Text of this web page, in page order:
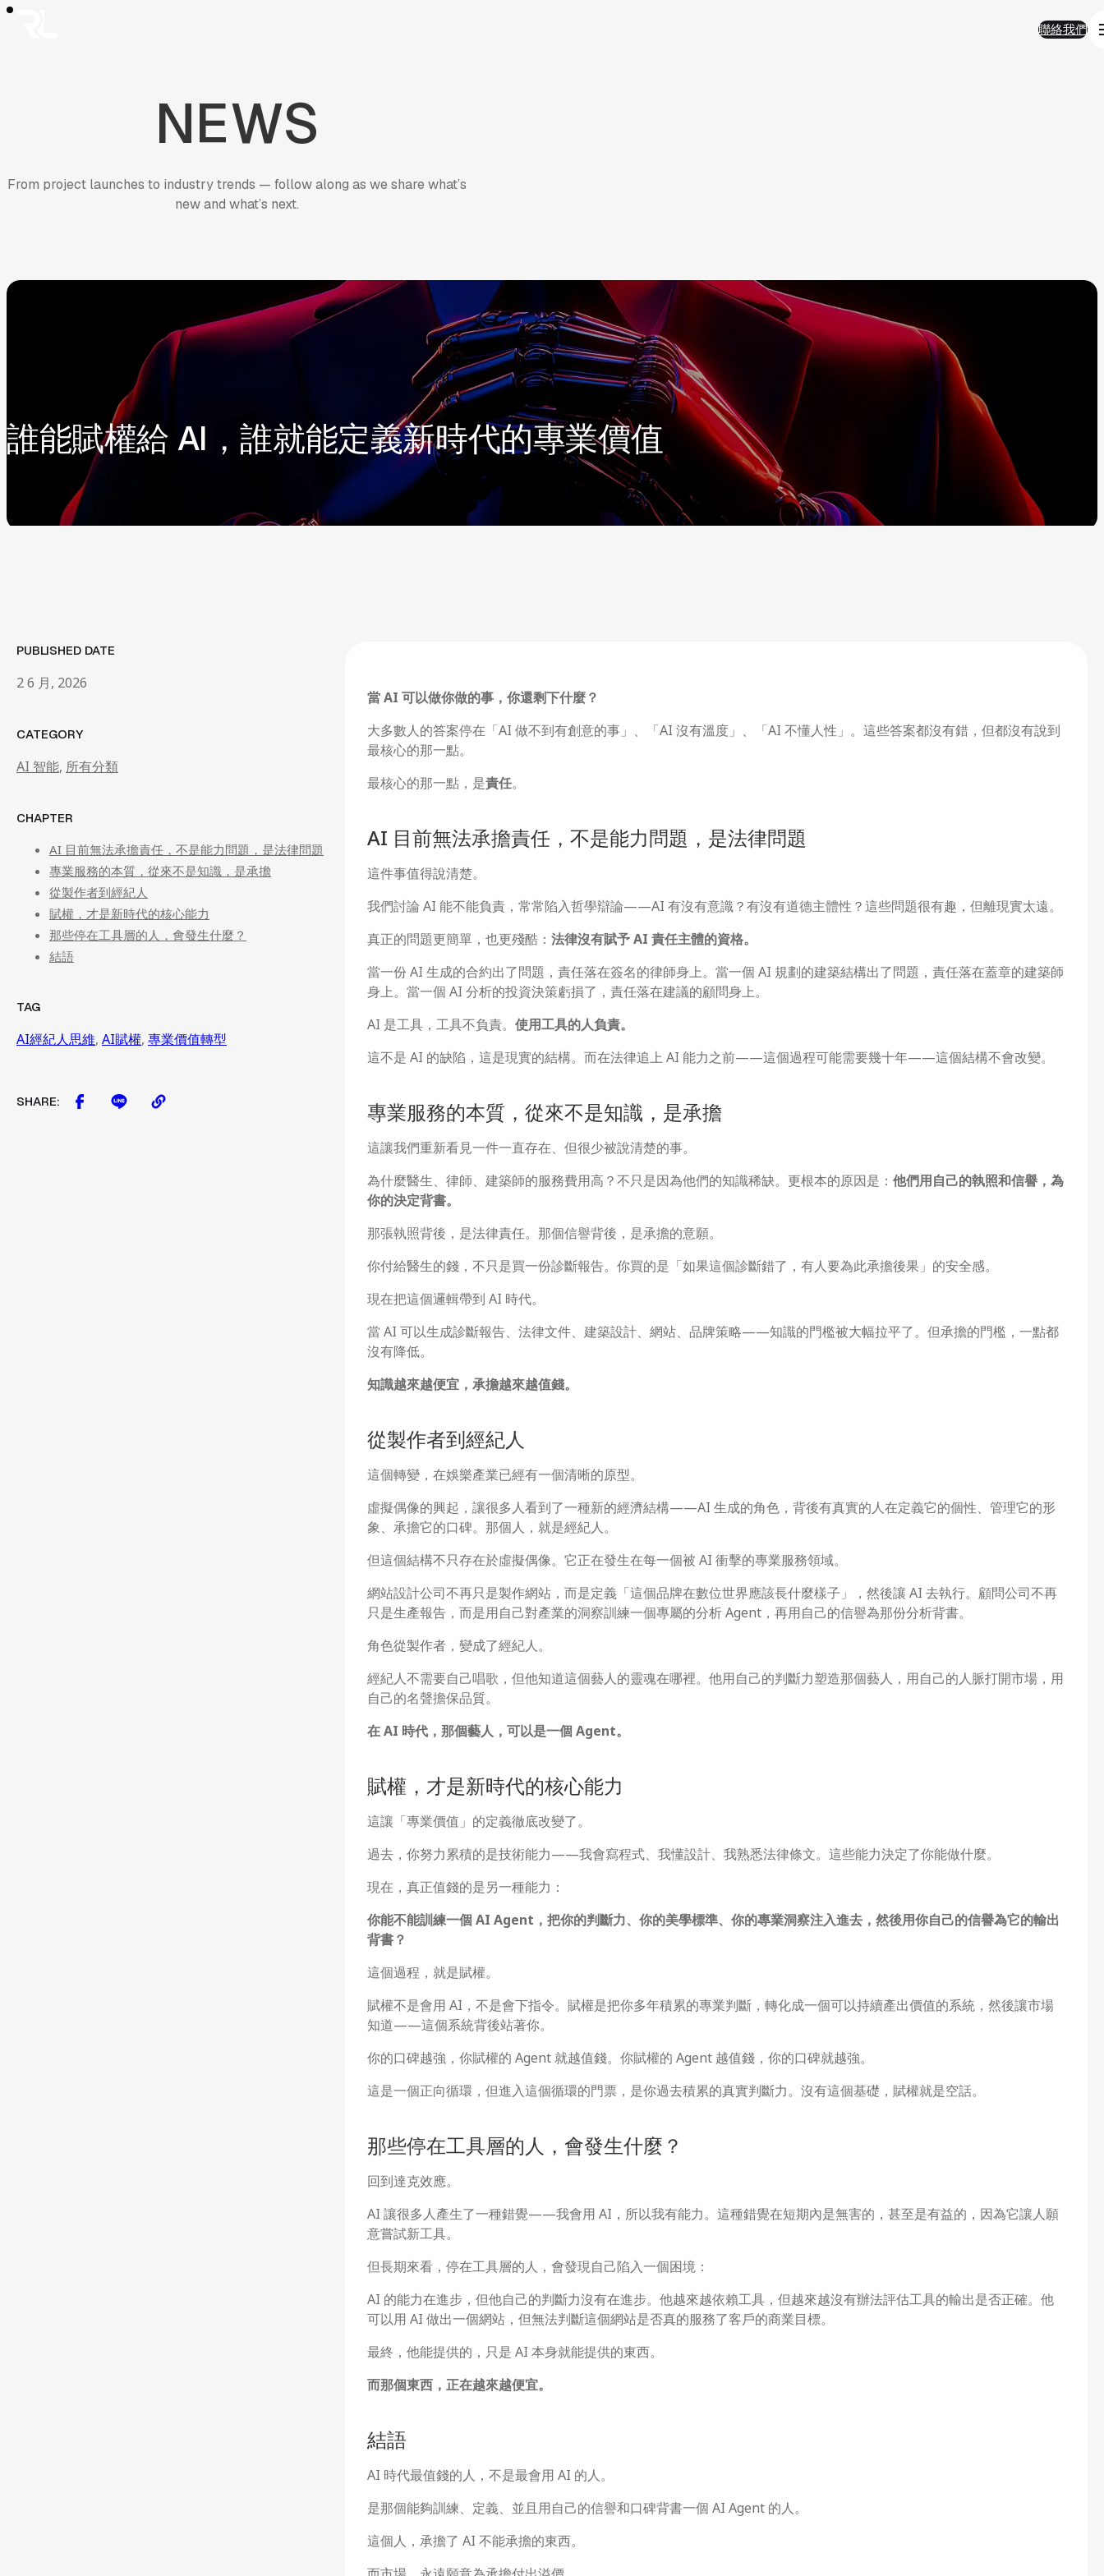
跳
01
AI智能客服 產業經驗及ESG 網站開發與管理
聯絡我們
NEWS
From project launches to industry trends — follow along as we share what’s
new and what’s next.
誰能賦權給 AI，誰就能定義新時代的專業價值
PUBLISHED DATE
2 6 月, 2026
CATEGORY
AI 智能, 所有分類
CHAPTER
AI 目前無法承擔責任，不是能力問題，是法律問題
專業服務的本質，從來不是知識，是承擔
從製作者到經紀人
賦權，才是新時代的核心能力
那些停在工具層的人，會發生什麼？
結語
TAG
AI經紀人思維, AI賦權, 專業價值轉型
SHARE:
當 AI 可以做你做的事，你還剩下什麼？
大多數人的答案停在「AI 做不到有創意的事」、「AI 沒有溫度」、「AI 不懂人性」。這些答案都沒有錯，但都沒有說到
最核心的那一點。
最核心的那一點，是責任。
AI 目前無法承擔責任，不是能力問題，是法律問題
這件事值得說清楚。
我們討論 AI 能不能負責，常常陷入哲學辯論——AI 有沒有意識？有沒有道德主體性？這些問題很有趣，但離現實太遠。
真正的問題更簡單，也更殘酷： 法律沒有賦予 AI 責任主體的資格。
當一份 AI 生成的合約出了問題，責任落在簽名的律師身上。當一個 AI 規劃的建築結構出了問題，責任落在蓋章的建築師
身上。當一個 AI 分析的投資決策虧損了，責任落在建議的顧問身上。
AI 是工具，工具不負責。 使用工具的人負責。
這不是 AI 的缺陷，這是現實的結構。而在法律追上 AI 能力之前——這個過程可能需要幾十年——這個結構不會改變。
專業服務的本質，從來不是知識，是承擔
這讓我們重新看見一件一直存在、但很少被說清楚的事。
為什麼醫生、律師、建築師的服務費用高？不只是因為他們的知識稀缺。更根本的原因是： 他們用自己的執照和信譽，為
你的決定背書。
那張執照背後，是法律責任。那個信譽背後，是承擔的意願。
你付給醫生的錢，不只是買一份診斷報告。你買的是「如果這個診斷錯了，有人要為此承擔後果」的安全感。
現在把這個邏輯帶到 AI 時代。
當 AI 可以生成診斷報告、法律文件、建築設計、網站、品牌策略——知識的門檻被大幅拉平了。但承擔的門檻，一點都
沒有降低。
知識越來越便宜，承擔越來越值錢。
從製作者到經紀人
這個轉變，在娛樂產業已經有一個清晰的原型。
虛擬偶像的興起，讓很多人看到了一種新的經濟結構——AI 生成的角色，背後有真實的人在定義它的個性、管理它的形
象、承擔它的口碑。那個人，就是經紀人。
但這個結構不只存在於虛擬偶像。它正在發生在每一個被 AI 衝擊的專業服務領域。
網站設計公司不再只是製作網站，而是定義「這個品牌在數位世界應該長什麼樣子」，然後讓 AI 去執行。顧問公司不再
只是生產報告，而是用自己對產業的洞察訓練一個專屬的分析 Agent，再用自己的信譽為那份分析背書。
角色從製作者，變成了經紀人。
經紀人不需要自己唱歌，但他知道這個藝人的靈魂在哪裡。他用自己的判斷力塑造那個藝人，用自己的人脈打開市場，用
自己的名聲擔保品質。
在 AI 時代，那個藝人，可以是一個 Agent。
賦權，才是新時代的核心能力
這讓「專業價值」的定義徹底改變了。
過去，你努力累積的是技術能力——我會寫程式、我懂設計、我熟悉法律條文。這些能力決定了你能做什麼。
現在，真正值錢的是另一種能力：
你能不能訓練一個 AI Agent，把你的判斷力、你的美學標準、你的專業洞察注入進去，然後用你自己的信譽為它的輸出
背書？
這個過程，就是賦權。
賦權不是會用 AI，不是會下指令。賦權是把你多年積累的專業判斷，轉化成一個可以持續產出價值的系統，然後讓市場
知道——這個系統背後站著你。
你的口碑越強，你賦權的 Agent 就越值錢。你賦權的 Agent 越值錢，你的口碑就越強。
這是一個正向循環，但進入這個循環的門票，是你過去積累的真實判斷力。沒有這個基礎，賦權就是空話。
那些停在工具層的人，會發生什麼？
回到達克效應。
AI 讓很多人產生了一種錯覺——我會用 AI，所以我有能力。這種錯覺在短期內是無害的，甚至是有益的，因為它讓人願
意嘗試新工具。
但長期來看，停在工具層的人，會發現自己陷入一個困境：
AI 的能力在進步，但他自己的判斷力沒有在進步。他越來越依賴工具，但越來越沒有辦法評估工具的輸出是否正確。他
可以用 AI 做出一個網站，但無法判斷這個網站是否真的服務了客戶的商業目標。
最終，他能提供的，只是 AI 本身就能提供的東西。
而那個東西，正在越來越便宜。
結語
AI 時代最值錢的人，不是最會用 AI 的人。
是那個能夠訓練、定義、並且用自己的信譽和口碑背書一個 AI Agent 的人。
這個人，承擔了 AI 不能承擔的東西。